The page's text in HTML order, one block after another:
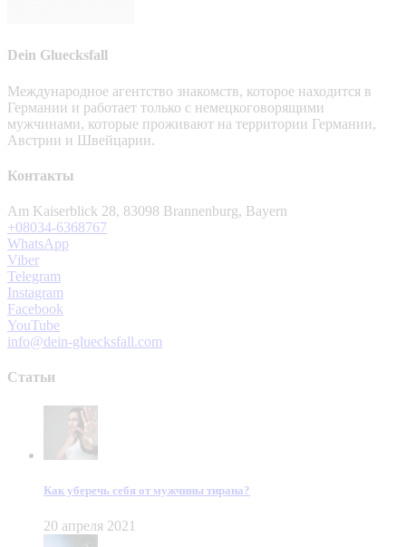
Dein Gluecksfall
Международное агентство знакомств, которое находится в
Германии и работает только с немецкоговорящими
мужчинами, которые проживают на территории Германии,
Австрии и Швейцарии.
Контакты
Am Kaiserblick 28, 83098 Brannenburg, Bayern
+08034-6368767
WhatsApp
Viber
Telegram
Instagram
Facebook
YouTube
info@dein-gluecksfall.com
Статьи
Как уберечь себя от мужчины тирана?
20 апреля 2021